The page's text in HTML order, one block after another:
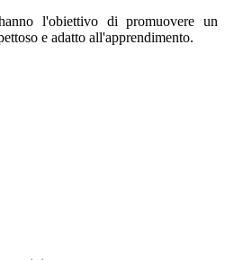
l'obiettivo di promuovere un
e adatto all'apprendimento.